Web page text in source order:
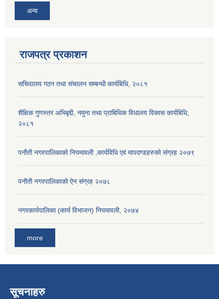
अन्य
राजपत्र प्रकाशन
सचिवालय गठन तथा संचालन सम्बन्धी कार्यबिधि, २०८१
शैक्षिक गुणस्तर अभिबृद्दी, नमुना तथा प्राबिधिक विधालय विकास कार्यबिधि,
२०८१
पनौती नगरपालिकाको नियमावली ,कार्यविधि एवं मापदण्डहरुको संग्रह २०७९
पनौती नगरपालिकाको ऐन संग्रह २०७८
नगरकार्यपालिका (कार्य विभाजन) नियमावली, २०७४
more
सूचनाहरु